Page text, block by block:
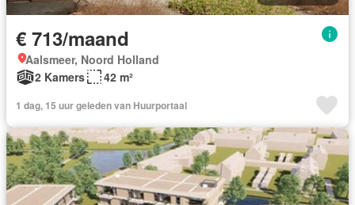
€ 713/maand
Aalsmeer, Noord Holland
2 Kamers
42 m²
1 dag, 15 uur geleden van Huurportaal